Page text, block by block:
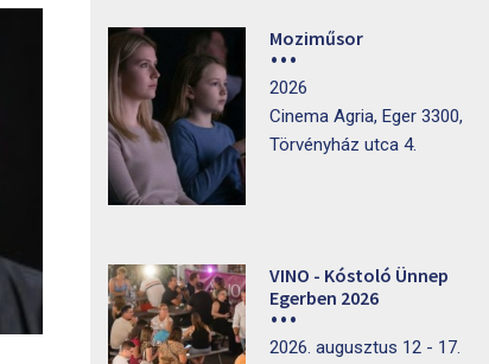
Moziműsor
2026
Cinema Agria, Eger 3300,
Törvényház utca 4.
VINO - Kóstoló Ünnep
Egerben 2026
2026. augusztus 12 - 17.